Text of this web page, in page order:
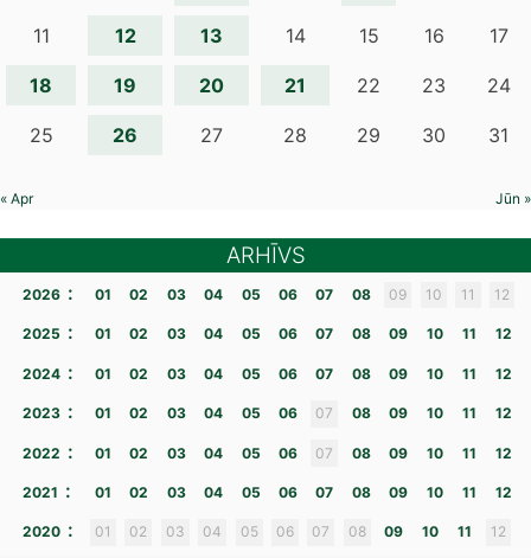
11 12 13 14 15 16 17
18 19 20 21 22 23 24
25 26 27 28 29 30 31
« Apr Jūn »
ARHĪVS
2026 : 01 02 03 04 05 06 07 08 09 10 11 12
2025 : 01 02 03 04 05 06 07 08 09 10 11 12
2024 : 01 02 03 04 05 06 07 08 09 10 11 12
2023 : 01 02 03 04 05 06 07 08 09 10 11 12
2022 : 01 02 03 04 05 06 07 08 09 10 11 12
2021 : 01 02 03 04 05 06 07 08 09 10 11 12
2020 : 01 02 03 04 05 06 07 08 09 10 11 12